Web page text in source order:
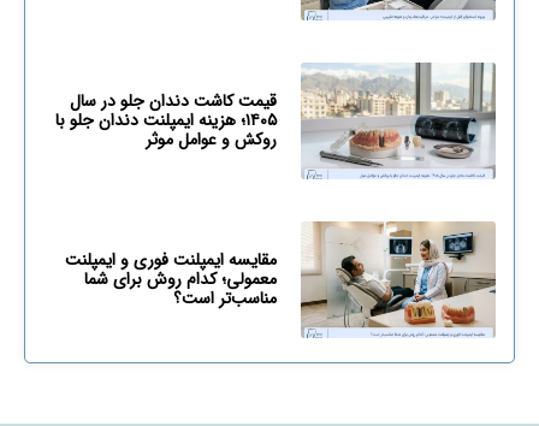
قیمت کاشت دندان جلو در سال
۱۴۰۵؛ هزینه ایمپلنت دندان جلو با
روکش و عوامل موثر
مقایسه ایمپلنت فوری و ایمپلنت
معمولی؛ کدام روش برای شما
مناسب‌تر است؟